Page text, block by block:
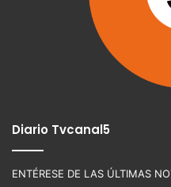
Diario Tvcanal5
ENTÉRESE DE LAS ÚLTIMAS